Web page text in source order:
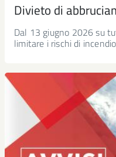
Divieto di
Dal 13 giugno 2026 su
limitare i rischi di